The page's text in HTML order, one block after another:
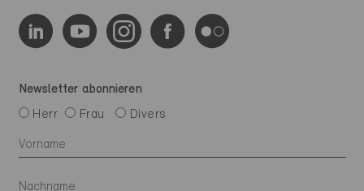
Newsletter abonnieren
Herr
Frau Divers